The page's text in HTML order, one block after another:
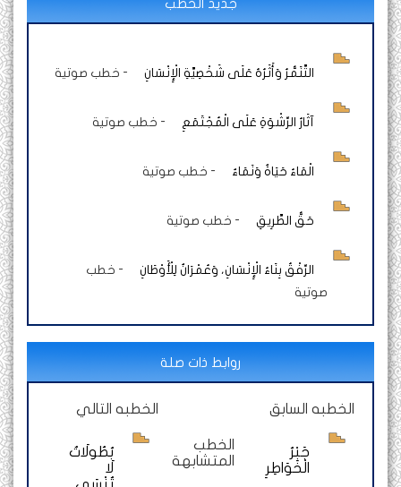
جديد الخطب
التَّنَمُّرُ وَأَثَرُهُ عَلَى شَخْصِيَّةِ الْإِنْسَانِ - خطب صوتية
آثَارُ الرِّشْوَةِ عَلَى الْمُجْتَمَعِ - خطب صوتية
الْمَاءُ حَيَاةٌ وَنَمَاءٌ - خطب صوتية
حَقُّ الطَّرِيقِ - خطب صوتية
الرِّفْقُ بِنَاءُ الْإِنْسَانِ، وَعُمْرَانٌ لِلْأَوْطَانِ - خطب
صوتية
روابط ذات صلة
الخطبه السابق
جَبْرُ
الْخَوَاطِرِ
الخطب
المتشابهة
الخطبه التالي
بُطُولَاتٌ
لَا